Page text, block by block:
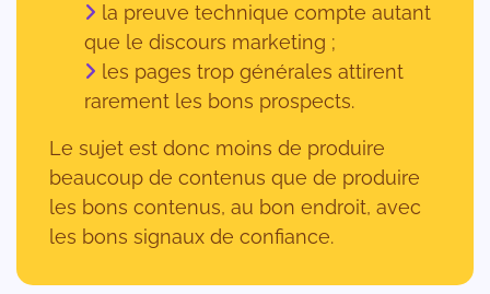
la preuve technique compte autant
que le discours marketing ;
les pages trop générales attirent
rarement les bons prospects.
Le sujet est donc moins de produire
beaucoup de contenus que de produire
les bons contenus, au bon endroit, avec
les bons signaux de confiance.